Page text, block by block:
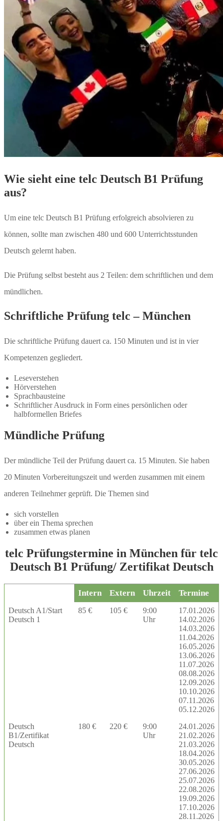
Wie sieht eine telc Deutsch B1 Prüfung
aus?
Um eine telc Deutsch B1 Prüfung erfolgreich absolvieren zu
können, sollte man zwischen 480 und 600 Unterrichtsstunden
Deutsch gelernt haben.
Die Prüfung selbst besteht aus 2 Teilen: dem schriftlichen und dem
mündlichen.
Schriftliche Prüfung telc – München
Die schriftliche Prüfung dauert ca. 150 Minuten und ist in vier
Kompetenzen gegliedert.
Leseverstehen
Hörverstehen
Sprachbausteine
Schriftlicher Ausdruck in Form eines persönlichen oder
halbformellen Briefes
Mündliche Prüfung
Der mündliche Teil der Prüfung dauert ca. 15 Minuten. Sie haben
20 Minuten Vorbereitungszeit und werden zusammen mit einem
anderen Teilnehmer geprüft. Die Themen sind
sich vorstellen
über ein Thema sprechen
zusammen etwas planen
telc Prüfungstermine in München für telc
Deutsch B1 Prüfung/ Zertifikat Deutsch
Intern Extern Uhrzeit Termine
Deutsch A1/Start
Deutsch 1
85 € 105 €
9:00
Uhr
17.01.2026
14.02.2026
14.03.2026
11.04.2026
16.05.2026
13.06.2026
11.07.2026
08.08.2026
12.09.2026
10.10.2026
07.11.2026
05.12.2026
Deutsch
B1/Zertifikat
Deutsch
180 € 220 €
9:00
Uhr
24.01.2026
21.02.2026
21.03.2026
18.04.2026
30.05.2026
27.06.2026
25.07.2026
22.08.2026
19.09.2026
17.10.2026
28.11.2026